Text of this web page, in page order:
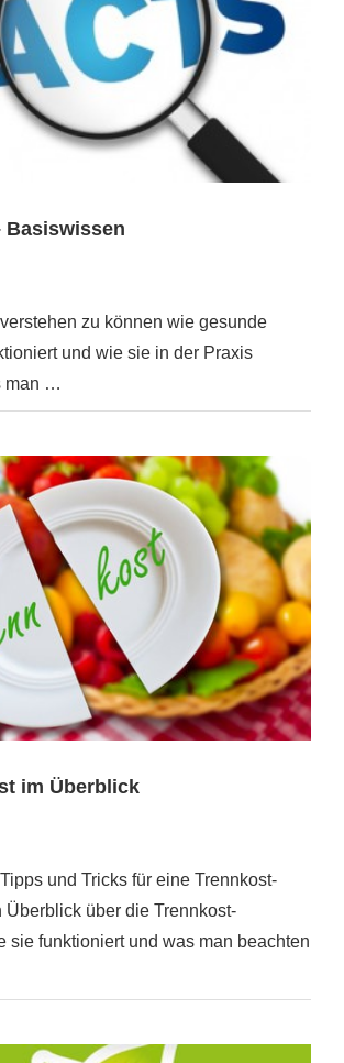
Basiswissen
zu können wie gesunde
und wie sie in der Praxis
man …
im Überblick
und Tricks für eine Trennkost-
Überblick über die Trennkost-
sie funktioniert und was man beachten